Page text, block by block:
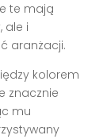
te mają
ale i
aranżacji.
kolorem
znacznie
mu